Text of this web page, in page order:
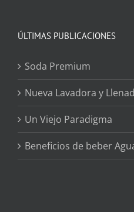
ÚLTIMAS PUBLICACIONES
Soda Premium
Nueva Lavadora y
Un Viejo Paradigma
Beneficios de beber